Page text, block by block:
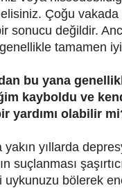
Çoğu vakada
sonucu değildir.
tamamen
bu yana
kayboldu ve
yardımı olabilir
yakın yıllarda
suçlanması
uykunuzu bölerek